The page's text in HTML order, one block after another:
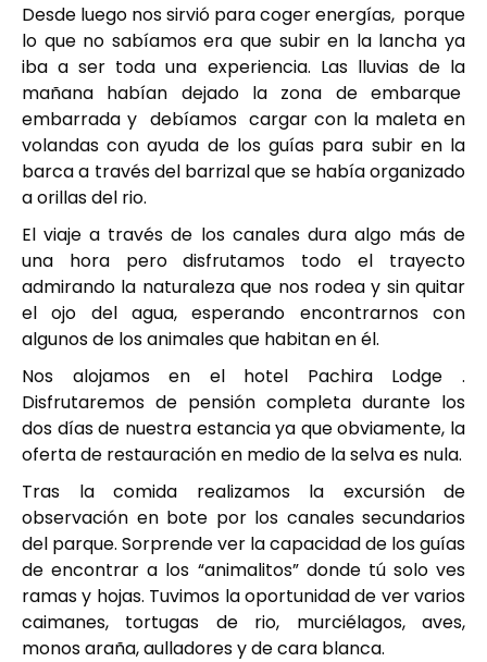
Desde luego nos sirvió para coger energías, porque
lo que no sabíamos era que subir en la lancha ya
iba a ser toda una experiencia. Las lluvias de la
mañana habían dejado la zona de embarque
embarrada y debíamos cargar con la maleta en
volandas con ayuda de los guías para subir en la
barca a través del barrizal que se había organizado
a orillas del rio.
El viaje a través de los canales dura algo más de
una hora pero disfrutamos todo el trayecto
admirando la naturaleza que nos rodea y sin quitar
el ojo del agua, esperando encontrarnos con
algunos de los animales que habitan en él.
Nos alojamos en el hotel Pachira Lodge .
Disfrutaremos de pensión completa durante los
dos días de nuestra estancia ya que obviamente, la
oferta de restauración en medio de la selva es nula.
Tras la comida realizamos la excursión de
observación en bote por los canales secundarios
del parque. Sorprende ver la capacidad de los guías
de encontrar a los “animalitos” donde tú solo ves
ramas y hojas. Tuvimos la oportunidad de ver varios
caimanes, tortugas de rio, murciélagos, aves,
monos araña, aulladores y de cara blanca.